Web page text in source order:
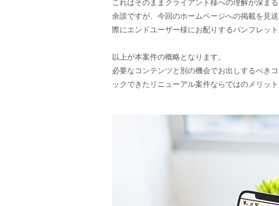
これはそのままクライアント様への理解が深ま
余談ですが、今回のホームページへの掲載を見
際にエンドユーザー様にお配りするパンフレッ
以上が本案件の概略となります。
必要なコンテンツと別の機会でお出しするべき
ックできたリニューアル案件ならではのメリット